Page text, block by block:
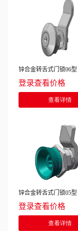
锌合金转舌式门锁06型
登录查看价格
查看详情
锌合金转舌式门锁05型
登录查看价格
查看详情